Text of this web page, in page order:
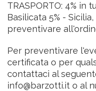
TRASPORTO: 4% in
Basilicata 5% -
preventivare
Per preventivare
certificata o per
contattaci al
info@barzotti.it o al